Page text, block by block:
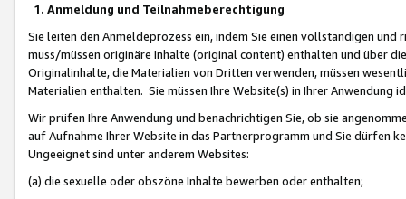
1. Anmeldung und Teilnahmeberechtigung
Sie leiten den Anmeldeprozess ein, indem Sie einen vollständigen
muss/müssen originäre Inhalte (original content) enthalten und über
Originalinhalte, die Materialien von Dritten verwenden, müssen
Materialien enthalten. Sie müssen Ihre Website(s) in Ihrer Anwendung
Wir prüfen Ihre Anwendung und benachrichtigen Sie, ob sie
auf Aufnahme Ihrer Website in das Partnerprogramm und Sie dürfen
Ungeeignet sind unter anderem Websites:
(a) die sexuelle oder obszöne Inhalte bewerben oder enthalten;